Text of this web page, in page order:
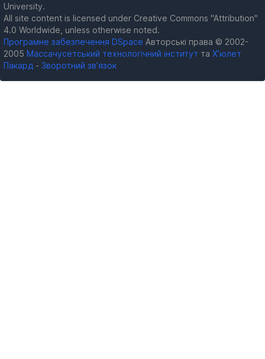
University.
All site content is licensed under Creative Commons "Attribution"
4.0 Worldwide, unless otherwise noted.
Програмне забезпечення DSpace Авторські права © 2002-
2005 Массачусетський технологічний інститут та Х’юлет
Пакард - Зворотний зв’язок